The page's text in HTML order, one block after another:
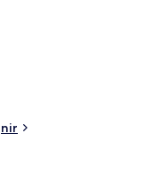
sem þeir nefna
ástand gististaðarins
göngufjarlægð og
í 7 mínútna.